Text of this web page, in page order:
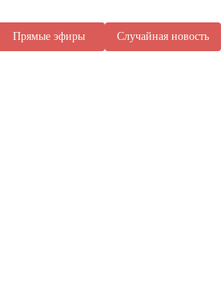
Прямые эфиры Случайная новость